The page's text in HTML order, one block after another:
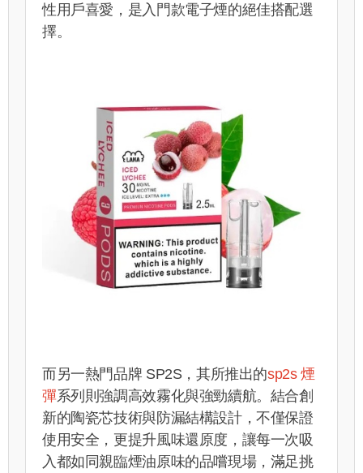
性用戶喜愛，是入門款電子煙的絕佳搭配選
擇。
而另一熱門品牌 SP2S，其所推出的sp2s 煙
彈系列則強調高效霧化與強勁續航。結合創
新的陶瓷芯技術與防漏結構設計，不僅保證
使用安全，更提升風味還原度，讓每一次吸
入都如同親臨煙油原味的品嚐現場，滿足挑